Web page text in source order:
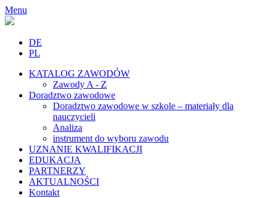
Menu
DE
PL
KATALOG ZAWODÓW
Zawody A - Z
Doradztwo zawodowe
Doradztwo zawodowe w szkole – materiały dla
nauczycieli
Analiza
instrument do wyboru zawodu
UZNANIE KWALIFIKACJI
EDUKACJA
PARTNERZY
AKTUALNOŚCI
Kontakt